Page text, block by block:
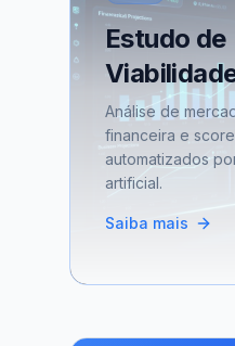
Estudo de
Análise de
financeira e
automatizados
artificial.
Saiba mais